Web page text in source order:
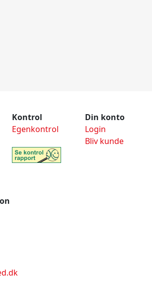
Kontrol
Egenkontrol
Din konto
Login
Bliv kunde